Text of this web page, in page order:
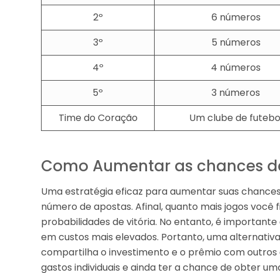
2º
6 números
3º
5 números
4º
4 números
5º
3 números
Time do Coração
Um clube de
Como Aumentar as chances
Uma estratégia eficaz para aumentar suas
número de apostas. Afinal, quanto mais jogos
probabilidades de vitória. No entanto, é
em custos mais elevados. Portanto, uma
compartilha o investimento e o prêmio com outros
gastos individuais e ainda ter a chance de obter